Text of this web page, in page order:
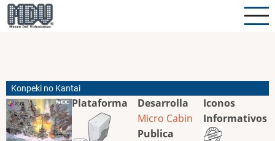
Pasar
al
Konpeki no Kantai
Plataforma
Desarrolla
Micro Cabin
Publica
Iconos
Informativos